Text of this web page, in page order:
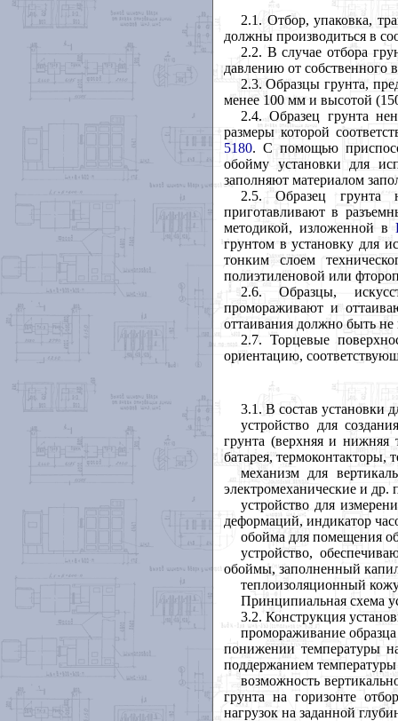
2.1 . Отбор, упаковка,
должны производиться в
2.2. В случае отбора
давлению от собственного
2.3. Образцы грунта,
менее 100 мм и высотой
2.4. Образец грунта
размеры которой
5180. С помощью
обойму установки для
заполняют материалом
2.5. Образец грунта
приготавливают в
методикой, изложенной в
грунтом в установку для
тонким слоем
полиэтиленовой или
2.6. Образцы,
промораживают и
оттаивания должно быть не
2.7. Торцевые
ориентацию,
3.1 . В состав установки
устройство для
грунта (верхняя и нижняя
батарея, термоконтакторы,
механизм для
электромеханические и др.
устройство для
деформаций, индикатор
обойма для помещения
устройство,
обоймы, заполненный
теплоизоляционный
Принципиальная схема
3.2. Конструкция
промораживание
понижении температуры
поддержанием
возможность
грунта на горизонте
нагрузок на заданной